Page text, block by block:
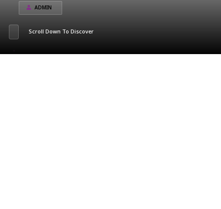
ADMIN
Scroll Down To Discover